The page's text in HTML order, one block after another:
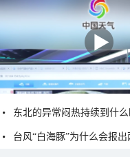
东北的异常闷热持续到什
台风“白海豚”为什么会报出